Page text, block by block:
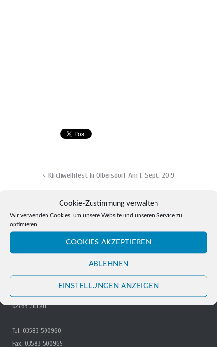
Cookie-Zustimmung verwalten
Wir verwenden Cookies, um unsere Website und unseren Service zu
optimieren.
COOKIES AKZEPTIEREN
ABLEHNEN
EINSTELLUNGEN ANZEIGEN
Beitragsnavigation
Kirchweihfest In Olbersdorf Am 1. Sept. 2019
Kirchweih Und Erntedankfest Am 29. Sept. 2019 In Zittau
02763 Zittau
Tel. 03583 500960
Fax. 03583 500969